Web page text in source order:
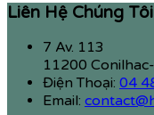
Liên Hệ Chúng Tôi
7 Av. 113
11200
Điện Thoại: 04
Email: